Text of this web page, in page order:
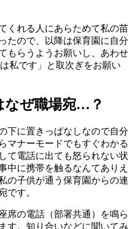
くれる人にあらためて私の苗
たので、以降は保育園に自分
もらうようお願いし、あわせ
私です」と取次ぎをお願い
なぜ職場宛…？
下に置きっぱなしなので自分
マナーモードでもすぐわかる
て電話に出ても怒られない状
中に携帯を触るなんてありえ
の子供が通う保育園からの連
です。
席の電話（部署共通）を鳴ら
す。知り合いなどに聞いてみ